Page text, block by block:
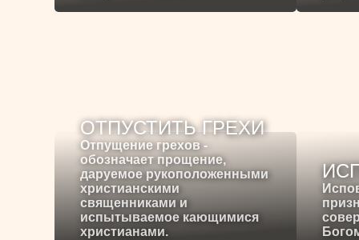
ОТПУСТИТЬ ГРЕХИ
Отпущение грехов -
обозначает прощение,
даруемое рукоположенными
христианскими
священниками и
испытываемое кающимися
христианами.